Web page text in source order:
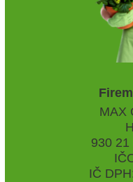
MAX
930 21
IČ